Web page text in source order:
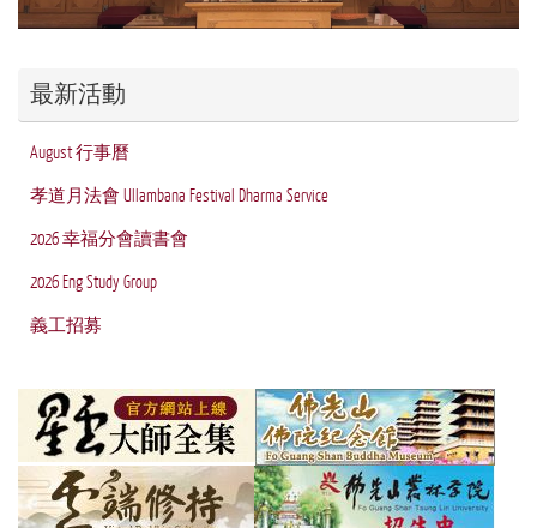
最新活動
August 行事曆
孝道月法會 Ullambana Festival Dharma Service
2026 幸福分會讀書會
2026 Eng Study Group
義工招募